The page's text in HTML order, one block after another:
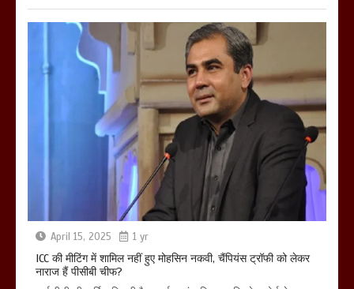
April 15, 2025 1 yr
ICC की मीटिंग में शामिल नहीं हुए मोहसिन नकवी, चैंपियंस ट्रॉफी को लेकर
नाराज हैं पीसीबी चीफ?